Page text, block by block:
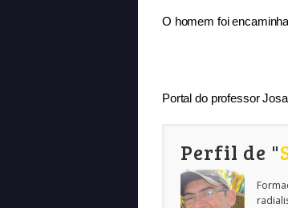
O homem foi
Portal do professor Josa
Perfil de "